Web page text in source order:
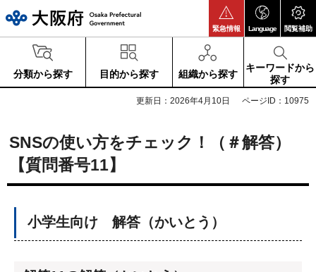
緊急情報 Language 閲覧補助
分類から探す 目的から探す 組織から探す
キーワードから
探す
更新日：2026年4月10日 ページID：10975
SNSの使い方をチェック！（＃解答）
【質問番号11】
小学生向け 解答（かいとう）